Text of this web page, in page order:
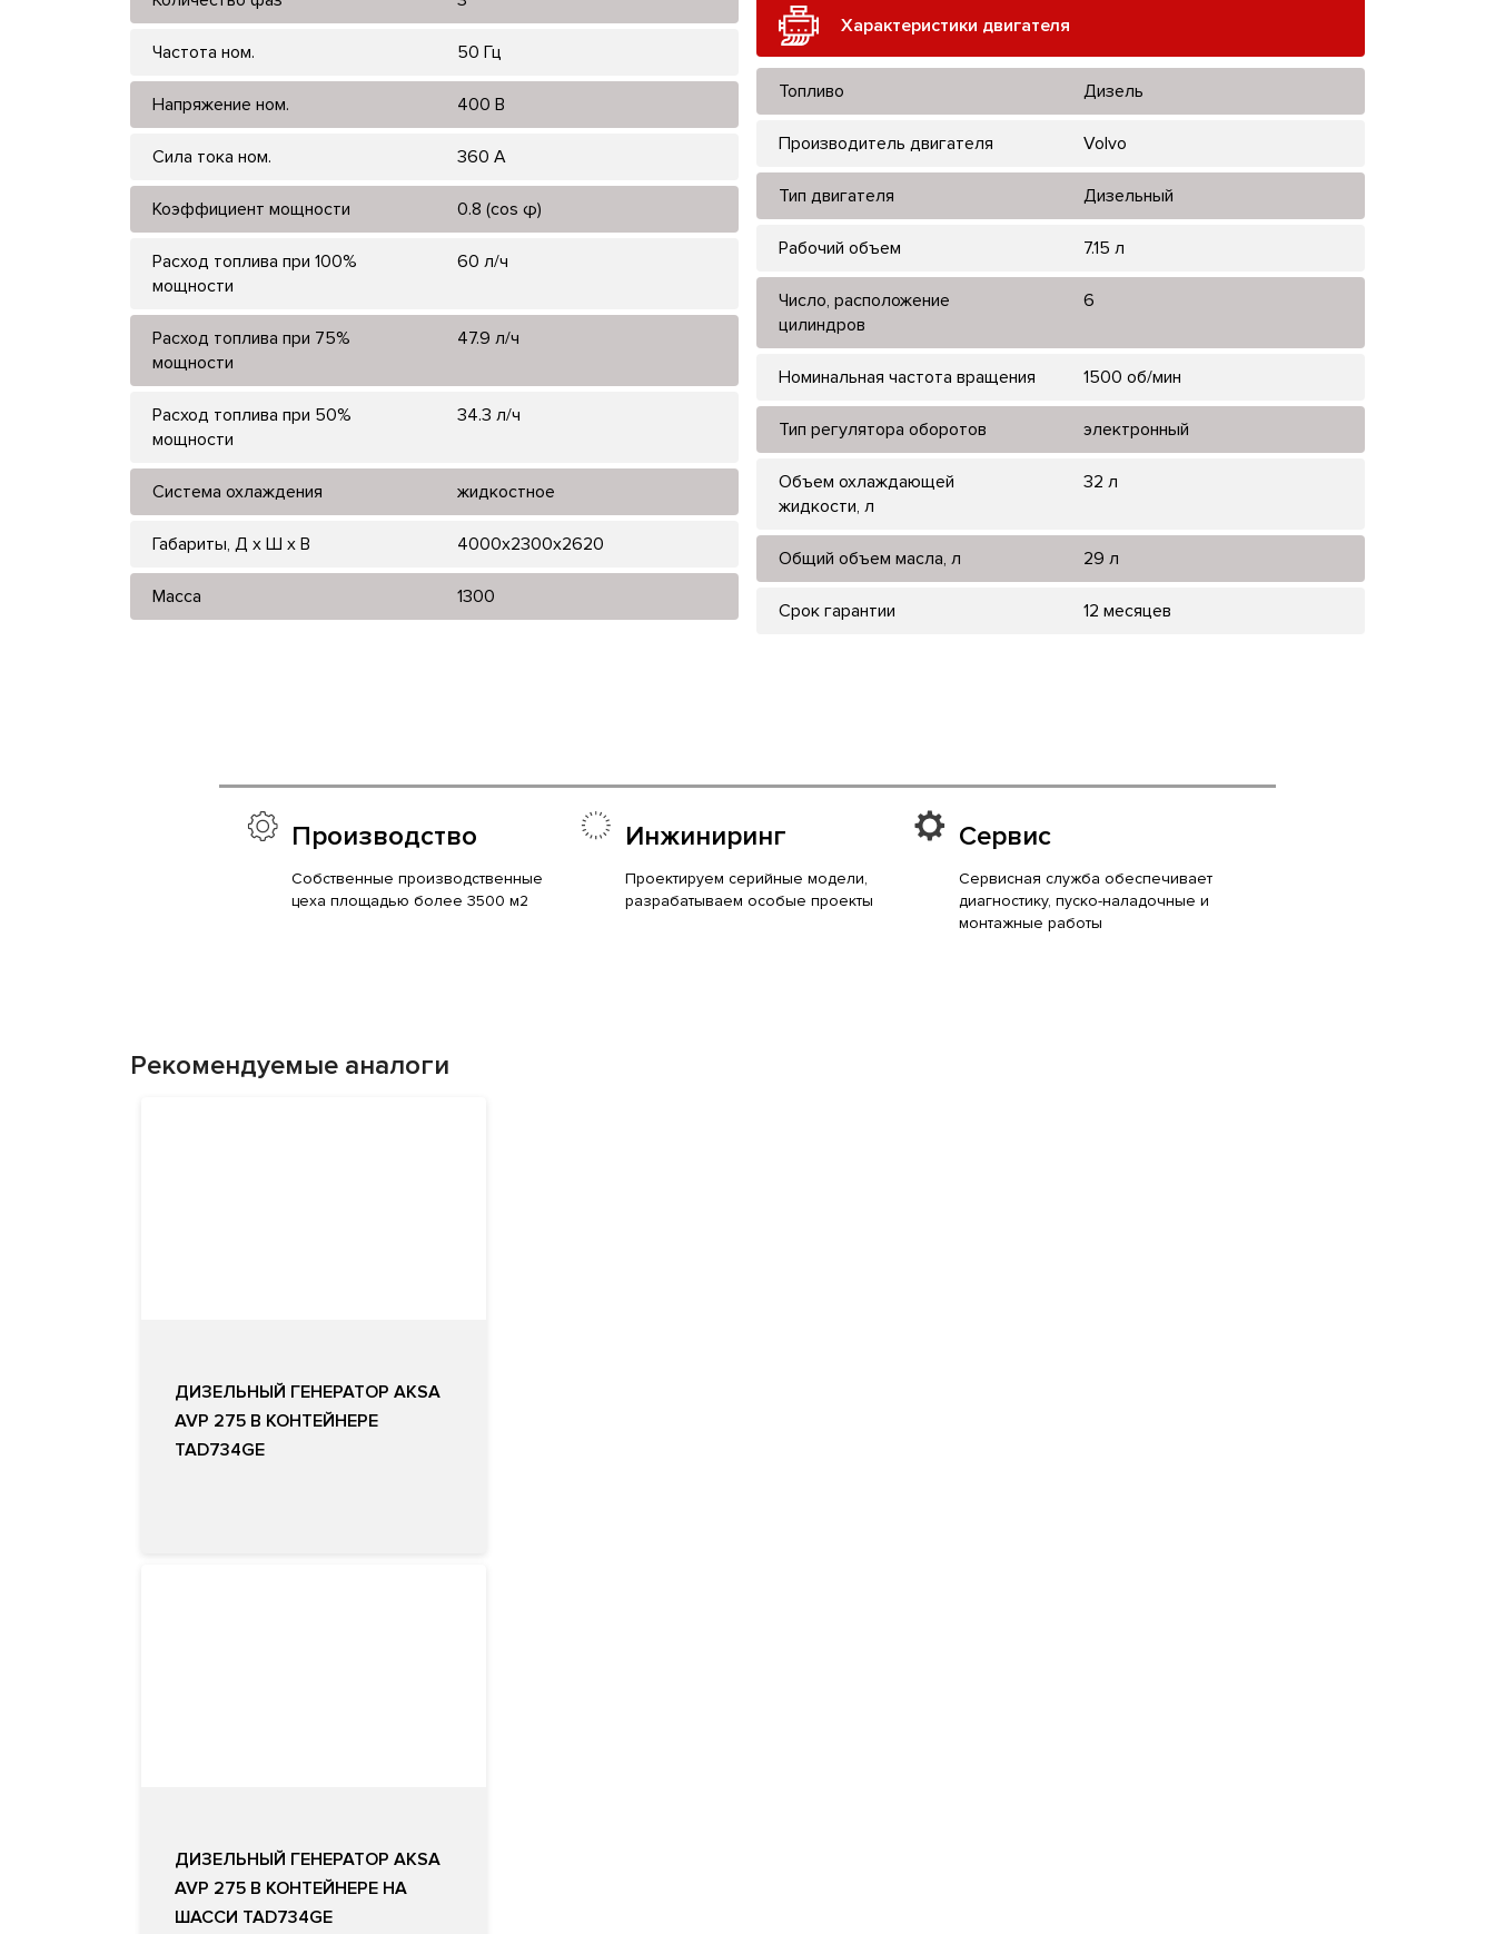
Частота ном. 50 Гц
Напряжение ном. 400 В
Сила тока ном. 360 А
Коэффициент мощности 0.8 (cos φ)
Расход топлива при 100%
мощности
60 л/ч
Расход топлива при 75%
мощности
47.9 л/ч
Расход топлива при 50%
мощности
34.3 л/ч
Система охлаждения жидкостное
Габариты, Д x Ш x В 4000x2300x2620
Масса 1300
Характеристики двигателя
Топливо Дизель
Производитель двигателя Volvo
Тип двигателя Дизельный
Рабочий объем 7.15 л
Число, расположение
цилиндров
6
Номинальная частота вращения 1500 об/мин
Тип регулятора оборотов электронный
Объем охлаждающей
жидкости, л
32 л
Общий объем масла, л 29 л
Срок гарантии 12 месяцев
Производство
Собственные производственные
цеха площадью более 3500 м2
Инжиниринг
Проектируем серийные модели,
разрабатываем особые проекты
Сервис
Сервисная служба обеспечивает
диагностику, пуско-наладочные и
монтажные работы
Рекомендуемые аналоги
ДИЗЕЛЬНЫЙ ГЕНЕРАТОР AKSA
AVP 275 В КОНТЕЙНЕРЕ
TAD734GE
ДИЗЕЛЬНЫЙ ГЕНЕРАТОР AKSA
AVP 275 В КОНТЕЙНЕРЕ НА
ШАССИ TAD734GE